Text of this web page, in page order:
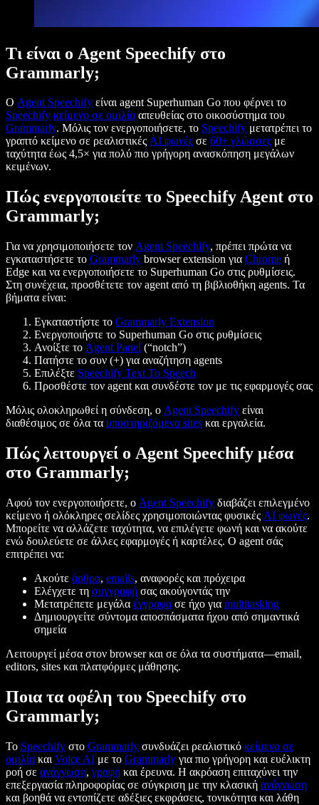
Τι είναι ο Agent Speechify στο
Grammarly;
Ο Agent Speechify είναι agent Superhuman Go που φέρνει το
Speechify κείμενο σε ομιλία απευθείας στο οικοσύστημα του
Grammarly. Μόλις τον ενεργοποιήσετε, το Speechify μετατρέπει το
γραπτό κείμενο σε ρεαλιστικές AI φωνές σε 60+ γλώσσες με
ταχύτητα έως 4,5× για πολύ πιο γρήγορη ανασκόπηση μεγάλων
κειμένων.
Πώς ενεργοποιείτε το Speechify Agent στο
Grammarly;
Για να χρησιμοποιήσετε τον Agent Speechify, πρέπει πρώτα να
εγκαταστήσετε το Grammarly browser extension για Chrome ή
Edge και να ενεργοποιήσετε το Superhuman Go στις ρυθμίσεις.
Στη συνέχεια, προσθέτετε τον agent από τη βιβλιοθήκη agents. Τα
βήματα είναι:
Εγκαταστήστε το Grammarly Extension
Ενεργοποιήστε το Superhuman Go στις ρυθμίσεις
Ανοίξτε το Agent Panel (“notch”)
Πατήστε το συν (+) για αναζήτηση agents
Επιλέξτε Speechify Text To Speech
Προσθέστε τον agent και συνδέστε τον με τις εφαρμογές σας
Μόλις ολοκληρωθεί η σύνδεση, ο Agent Speechify είναι
διαθέσιμος σε όλα τα υποστηριζόμενα sites και εργαλεία.
Πώς λειτουργεί ο Agent Speechify μέσα
στο Grammarly;
Αφού τον ενεργοποιήσετε, ο Agent Speechify διαβάζει επιλεγμένο
κείμενο ή ολόκληρες σελίδες χρησιμοποιώντας φυσικές AI φωνές.
Μπορείτε να αλλάζετε ταχύτητα, να επιλέγετε φωνή και να ακούτε
ενώ δουλεύετε σε άλλες εφαρμογές ή καρτέλες. Ο agent σάς
επιτρέπει να:
Ακούτε άρθρα, emails, αναφορές και πρόχειρα
Ελέγχετε τη συγγραφή σας ακούγοντάς την
Μετατρέπετε μεγάλα έγγραφα σε ήχο για multitasking
Δημιουργείτε σύντομα αποσπάσματα ήχου από σημαντικά
σημεία
Λειτουργεί μέσα στον browser και σε όλα τα συστήματα—email,
editors, sites και πλατφόρμες μάθησης.
Ποια τα οφέλη του Speechify στο
Grammarly;
Το Speechify στο Grammarly συνδυάζει ρεαλιστικό κείμενο σε
ομιλία και Voice AI με το Grammarly για πιο γρήγορη και ευέλικτη
ροή σε ανάγνωση, γραφή και έρευνα. Η ακρόαση επιταχύνει την
επεξεργασία πληροφορίας σε σύγκριση με την κλασική ανάγνωση
και βοηθά να εντοπίζετε αδέξιες εκφράσεις, τονικότητα και λάθη